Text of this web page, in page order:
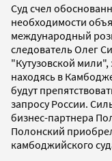
Суд счел
необходимости
международный
следователь Олег
"Кутузовской
находясь в
будут
запросу России.
бизнес-партнера
Полонский
камбоджийского